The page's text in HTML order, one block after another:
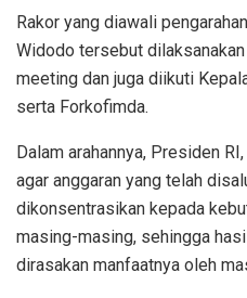
Rakor yang diawali
Widodo tersebut
meeting dan juga diikuti
serta Forkofimda.
Dalam arahannya, Presiden
agar anggaran yang telah
dikonsentrasikan kepada
masing-masing, sehingga
dirasakan manfaatnya oleh